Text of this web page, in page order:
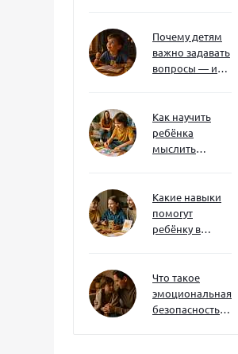
Почему детям
важно задавать
вопросы — и
Как научить
ребёнка
мыслить
сложностей
Какие навыки
помогут
ребёнку в
их уже сейчас
Что такое
эмоциональная
безопасность